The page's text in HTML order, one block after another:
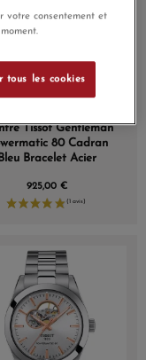
Tissot Gentleman
80 Cadran
Bleu Bracelet Acier
925,00 €
votre consentement et
tous les cookies